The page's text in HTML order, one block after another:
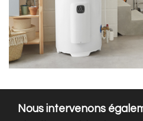
Nous intervenons